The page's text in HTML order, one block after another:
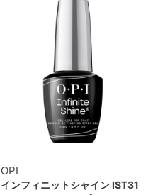
OPI
インフィニットシャイン IST31